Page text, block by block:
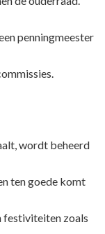
penningmeester
wordt beheerd
ten goede komt
festiviteiten zoals